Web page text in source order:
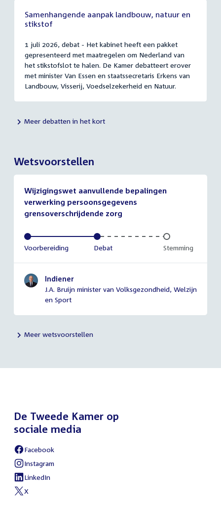
Samenhangende aanpak landbouw, natuur en
stikstof
1 juli 2026, debat - Het kabinet heeft een pakket
gepresenteerd met maatregelen om Nederland van
het stikstofslot te halen. De Kamer debatteert erover
met minister Van Essen en staatssecretaris Erkens van
Landbouw, Visserij, Voedselzekerheid en Natuur.
Meer debatten in het kort
Wetsvoorstellen
Wijzigingswet aanvullende bepalingen
verwerking persoonsgegevens
grensoverschrijdende zorg
Voltooid:
Voorbereiding Voltooid:
Debat Onvoltooid:
Stemming
Indiener
J.A. Bruijn minister van Volksgezondheid, Welzijn
en Sport
Meer wetsvoorstellen
De Tweede Kamer op
sociale media
External
link:
Facebook
External
link:
Instagram
External
link:
LinkedIn
External
X